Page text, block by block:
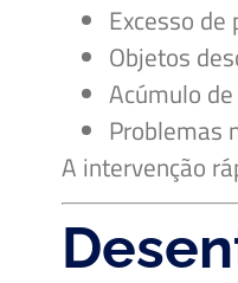
Excesso
Objetos
Acúmulo
Problemas
A intervenção